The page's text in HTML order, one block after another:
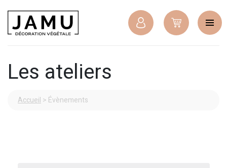
Les ateliers
Accueil > Évènements